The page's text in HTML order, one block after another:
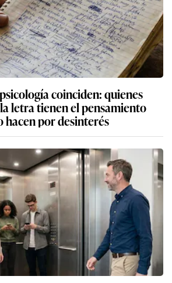
coinciden: quienes
letra tienen el pensamiento
hacen por desinterés